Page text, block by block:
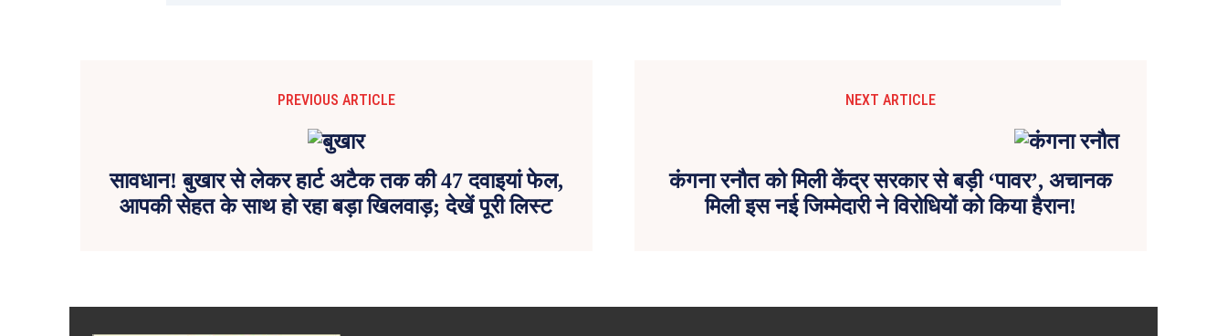
PREVIOUS ARTICLE
सावधान! बुखार से लेकर हार्ट अटैक तक की 47 दवाइयां फेल,
आपकी सेहत के साथ हो रहा बड़ा खिलवाड़; देखें पूरी लिस्ट
NEXT ARTICLE
कंगना रनौत को मिली केंद्र सरकार से बड़ी ‘पावर’, अचानक
मिली इस नई जिम्मेदारी ने विरोधियों को किया हैरान!